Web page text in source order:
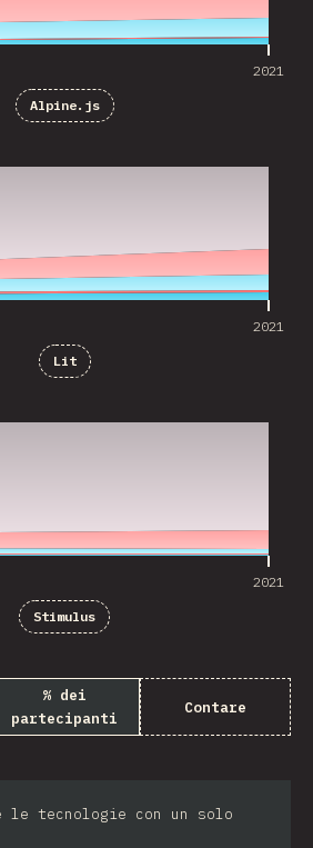
2021
Alpine.js
2021
Lit
2021
Stimulus
% dei
partecipanti
Contare
le tecnologie con un solo